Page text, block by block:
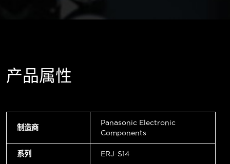
产品属性
制造商
Panasonic Electronic
Components
系列 ERJ-S14